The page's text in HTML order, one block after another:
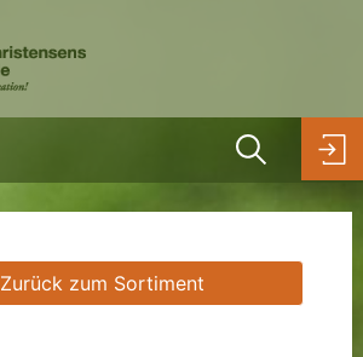
Zurück zum Sortiment